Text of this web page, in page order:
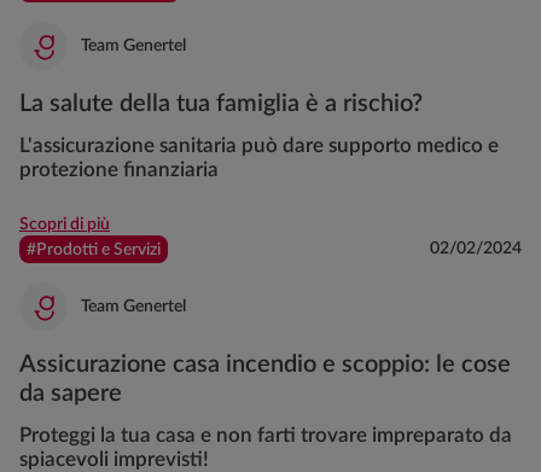
Team Genertel
La salute della tua famiglia è a rischio?
L'assicurazione sanitaria può dare supporto medico e
protezione finanziaria
Scopri di più
#Prodotti e Servizi
02/02/2024
Team Genertel
Assicurazione casa incendio e scoppio: le cose
da sapere
Proteggi la tua casa e non farti trovare impreparato da
spiacevoli imprevisti!